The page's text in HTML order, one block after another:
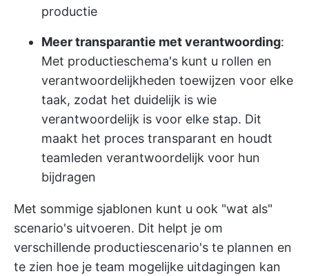
productie
Meer transparantie met verantwoording:
Met productieschema's kunt u rollen en
verantwoordelijkheden toewijzen voor elke
taak, zodat het duidelijk is wie
verantwoordelijk is voor elke stap. Dit
maakt het proces transparant en houdt
teamleden verantwoordelijk voor hun
bijdragen
Met sommige sjablonen kunt u ook "wat als"
scenario's uitvoeren. Dit helpt je om
verschillende productiescenario's te plannen en
te zien hoe je team mogelijke uitdagingen kan